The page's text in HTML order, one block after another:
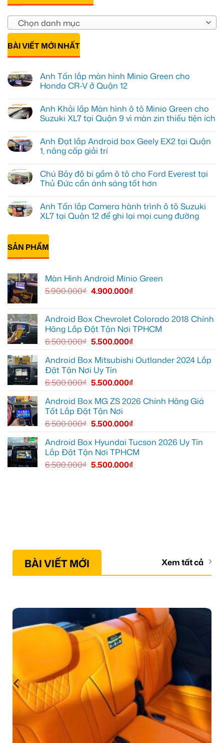
Chọn danh mục
BÀI VIẾT MỚI NHẤT
Anh Tấn lắp màn hình Minio Green cho
Honda CR-V ở Quận 12
bình
luận
ở
lắp
màn
hình
cho
Honda
CR-
Quận
12
Anh Khải lắp Màn hình ô tô Minio Green cho
Suzuki XL7 tại Quận 9 vì màn zin thiếu tiện ích
bình
luận
ở
lắp
Màn
hình
Minio
Green
cho
XL7
Quận
9
vì
thiếu
ích
Anh Đạt lắp Android box Geely EX2 tại Quận
1, nâng cấp giải trí
bình
luận
ở
lắp
Android
box
EX2
Quận
1,
nâng
Chú Bảy độ bi gầm ô tô cho Ford Everest tại
Thủ Đức cần ánh sáng tốt hơn
bình
luận
ở
Bảy
bi
gầm
ô
Ford
Everest
tại
ánh
sáng
tốt
hơn
Anh Tấn lắp Camera hành trình ô tô Suzuki
XL7 tại Quận 12 để ghi lại mọi cung đường
có
luận
ở
Anh
Camera
trình
XL7
tại
Quận
để
mọi
cung
đường
SẢN PHẨM
Màn Hình Android Minio Green
5.900.000₫ 4.900.000₫
Android Box Chevrolet Colorado 2018 Chính
Hãng Lắp Đặt Tận Nơi TPHCM
6.500.000₫ 5.500.000₫
Android Box Mitsubishi Outlander 2024 Lắp
Đặt Tận Nơi Uy Tín
6.500.000₫ 5.500.000₫
Android Box MG ZS 2026 Chính Hãng Giá
Tốt Lắp Đặt Tận Nơi
6.500.000₫ 5.500.000₫
Android Box Hyundai Tucson 2026 Uy Tín
Lắp Đặt Tận Nơi TPHCM
6.500.000₫ 5.500.000₫
BÀI VIẾT MỚI Xem tất cả